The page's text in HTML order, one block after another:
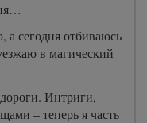
сегодня отбиваюсь
в магический
Интриги,
– теперь я часть